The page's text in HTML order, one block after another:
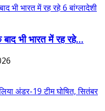
भी भारत में रह रहे...